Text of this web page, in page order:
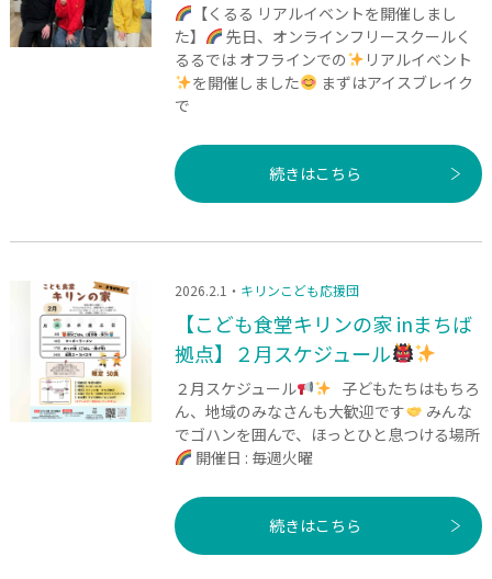
【くるる リアルイベントを開催しまし
た】
先日、オンラインフリースクールく
るるでは オフラインでの
リアルイベント
を開催しました
まずはアイスブレイク
で
続きはこちら
2026.2.1・ キリンこども応援団
【こども食堂キリンの家 inまちば
拠点】２月スケジュール
２月スケジュール
子どもたちはもちろ
ん、地域のみなさんも大歓迎です
みんな
でゴハンを囲んで、ほっとひと息つける場所
開催日 : 毎週火曜
続きはこちら